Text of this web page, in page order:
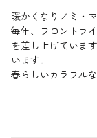
暖かくなりノミ・
毎年、フロントラ
を差し上げていま
います。
春らしいカラフル